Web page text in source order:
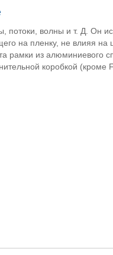
волны и т. Д. Он
на пленку, не влияя на
рамки из алюминиевого
коробкой (кроме